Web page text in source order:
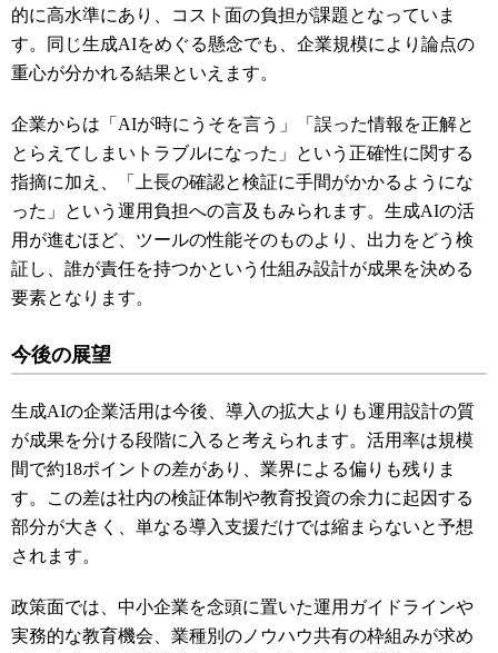
的に高水準にあり、コスト面の負担が課題となっていま
す。同じ生成AIをめぐる懸念でも、企業規模により論点の
重心が分かれる結果といえます。
企業からは「AIが時にうそを言う」「誤った情報を正解と
とらえてしまいトラブルになった」という正確性に関する
指摘に加え、「上長の確認と検証に手間がかかるようにな
った」という運用負担への言及もみられます。生成AIの活
用が進むほど、ツールの性能そのものより、出力をどう検
証し、誰が責任を持つかという仕組み設計が成果を決める
要素となります。
今後の展望
生成AIの企業活用は今後、導入の拡大よりも運用設計の質
が成果を分ける段階に入ると考えられます。活用率は規模
間で約18ポイントの差があり、業界による偏りも残りま
す。この差は社内の検証体制や教育投資の余力に起因する
部分が大きく、単なる導入支援だけでは縮まらないと予想
されます。
政策面では、中小企業を念頭に置いた運用ガイドラインや
実務的な教育機会、業種別のノウハウ共有の枠組みが求め